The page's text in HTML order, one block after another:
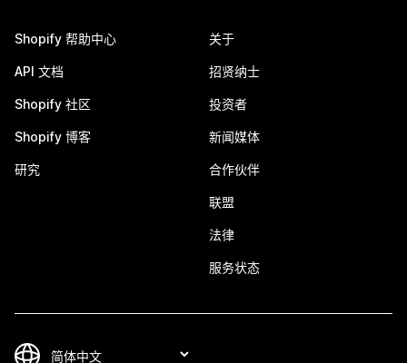
Shopify 帮助中心
API 文档
Shopify 社区
Shopify 博客
研究
关于
招贤纳士
投资者
新闻媒体
合作伙伴
联盟
法律
服务状态